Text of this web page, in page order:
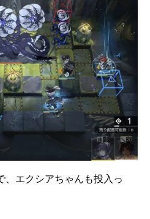
、エクシアちゃんも投入っ